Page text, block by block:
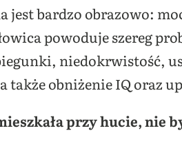
jest bardzo obrazowo:
powoduje szereg
niedokrwistość,
także obniżenie IQ oraz
przy hucie, nie